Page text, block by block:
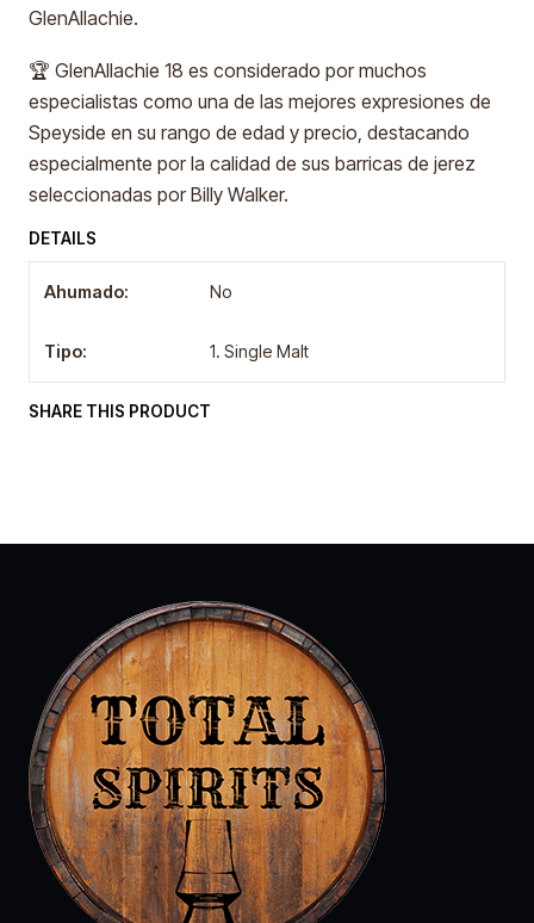
GlenAllachie.
🏆 GlenAllachie 18 es considerado por muchos
especialistas como una de las mejores expresiones de
Speyside en su rango de edad y precio, destacando
especialmente por la calidad de sus barricas de jerez
seleccionadas por Billy Walker.
DETAILS
Ahumado: No
Tipo: 1. Single Malt
SHARE THIS PRODUCT